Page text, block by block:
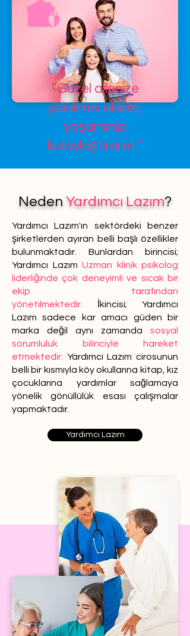
’’Güzel ailenize
yardımcı olalım,
yaşamınızı
kolaylaştıralım.’’
Neden Yardımcı Lazım?
Yardımcı Lazım'ın sektördeki benzer
şirketlerden ayıran belli başlı özellikler
bulunmaktadır. Bunlardan birincisi;
Yardımcı Lazım Uzman klinik psikolog
liderliğinde çok deneyimli ve sıcak bir
ekip tarafından
yönetilmektedir.
İkincisi; Yardımcı
Lazım sadece kar amacı güden bir
marka değil aynı zamanda sosyal
sorumluluk bilinciyle hareket
etmektedir.
Yardımcı Lazım cirosunun
belli bir kısmıyla köy okullarına kitap, kız
çocuklarına yardımlar sağlamaya
yönelik gönüllülük esası çalışmalar
yapmaktadır.
Yardımcı Lazım